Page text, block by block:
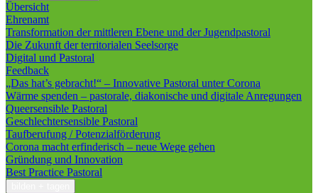
Übersicht
Ehrenamt
Transformation der mittleren Ebene und der Jugendpastoral
Die Zukunft der territorialen Seelsorge
Digital und Pastoral
Feedback
„Das hat’s gebracht!“ – Innovative Pastoral unter Corona
Wärme spenden – pastorale, diakonische und digitale Anregungen
Queersensible Pastoral
Geschlechtersensible Pastoral
Taufberufung / Potenzialförderung
Corona macht erfinderisch – neue Wege gehen
Gründung und Innovation
Best Practice Pastoral